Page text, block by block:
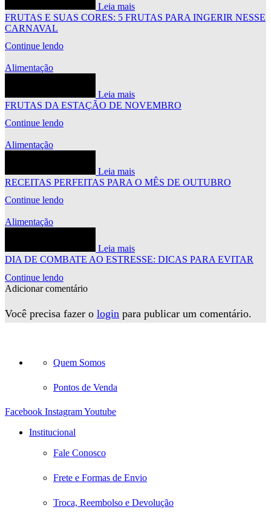
Leia mais
FRUTAS E SUAS CORES: 5 FRUTAS PARA INGERIR NESSE
CARNAVAL
Continue lendo
Alimentação
Leia mais
FRUTAS DA ESTAÇÃO DE NOVEMBRO
Continue lendo
Alimentação
Leia mais
RECEITAS PERFEITAS PARA O MÊS DE OUTUBRO
Continue lendo
Alimentação
Leia mais
DIA DE COMBATE AO ESTRESSE: DICAS PARA EVITAR
Continue lendo
Adicionar comentário
Você precisa fazer o login para publicar um comentário.
Quem Somos
Pontos de Venda
Facebook InstagramYoutube
Institucional
Fale Conosco
Frete e Formas de Envio
Troca, Reembolso e Devolução